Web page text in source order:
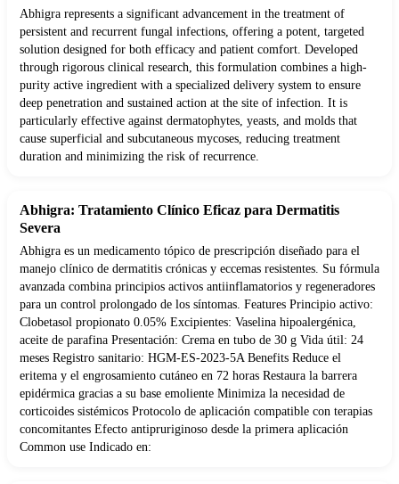
Abhigra represents a significant advancement in the treatment of
persistent and recurrent fungal infections, offering a potent, targeted
solution designed for both efficacy and patient comfort. Developed
through rigorous clinical research, this formulation combines a high-
purity active ingredient with a specialized delivery system to ensure
deep penetration and sustained action at the site of infection. It is
particularly effective against dermatophytes, yeasts, and molds that
cause superficial and subcutaneous mycoses, reducing treatment
duration and minimizing the risk of recurrence.
Abhigra: Tratamiento Clínico Eficaz para Dermatitis
Severa
Abhigra es un medicamento tópico de prescripción diseñado para el
manejo clínico de dermatitis crónicas y eccemas resistentes. Su fórmula
avanzada combina principios activos antiinflamatorios y regeneradores
para un control prolongado de los síntomas. Features Principio activo:
Clobetasol propionato 0.05% Excipientes: Vaselina hipoalergénica,
aceite de parafina Presentación: Crema en tubo de 30 g Vida útil: 24
meses Registro sanitario: HGM-ES-2023-5A Benefits Reduce el
eritema y el engrosamiento cutáneo en 72 horas Restaura la barrera
epidérmica gracias a su base emoliente Minimiza la necesidad de
corticoides sistémicos Protocolo de aplicación compatible con terapias
concomitantes Efecto antipruriginoso desde la primera aplicación
Common use Indicado en: